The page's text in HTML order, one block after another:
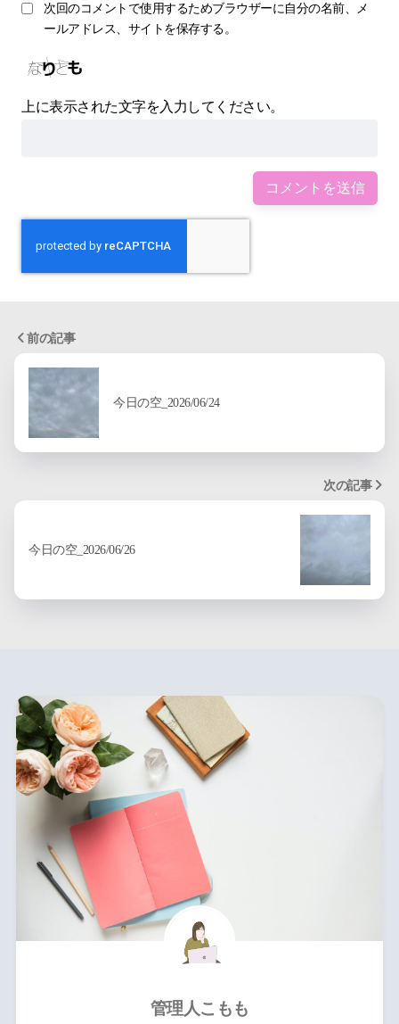
次回のコメントで使用するためブラウザーに自分の名前、メ
ールアドレス、サイトを保存する。
上に表示された文字を入力してください。
前の記事
今日の空_2026/06/24
次の記事
今日の空_2026/06/26
管理人こもも